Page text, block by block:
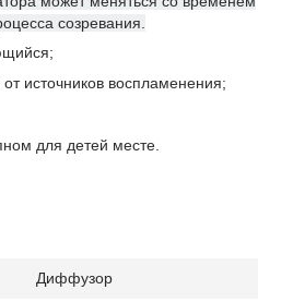
созревания.
источников воспламенения;
для детей месте.
Диффузор